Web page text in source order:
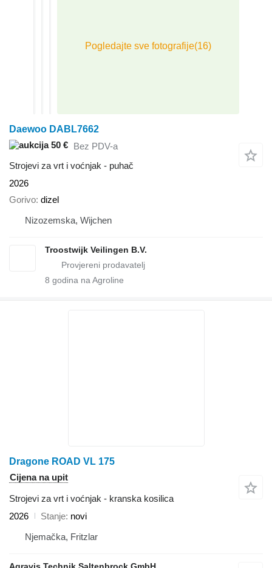
Daewoo DABL7662
50 € Bez PDV-a
Strojevi za vrt i voćnjak - puhač
2026
Gorivo dizel
Nizozemska, Wijchen
Troostwijk Veilingen B.V.
8 godina na Agroline
Dragone ROAD VL 175
Cijena na upit
Strojevi za vrt i voćnjak - kranska kosilica
2026
Stanje novi
Njemačka, Fritzlar